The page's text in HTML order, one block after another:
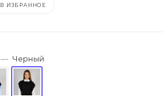
В ИЗБРАННОЕ
— Черный